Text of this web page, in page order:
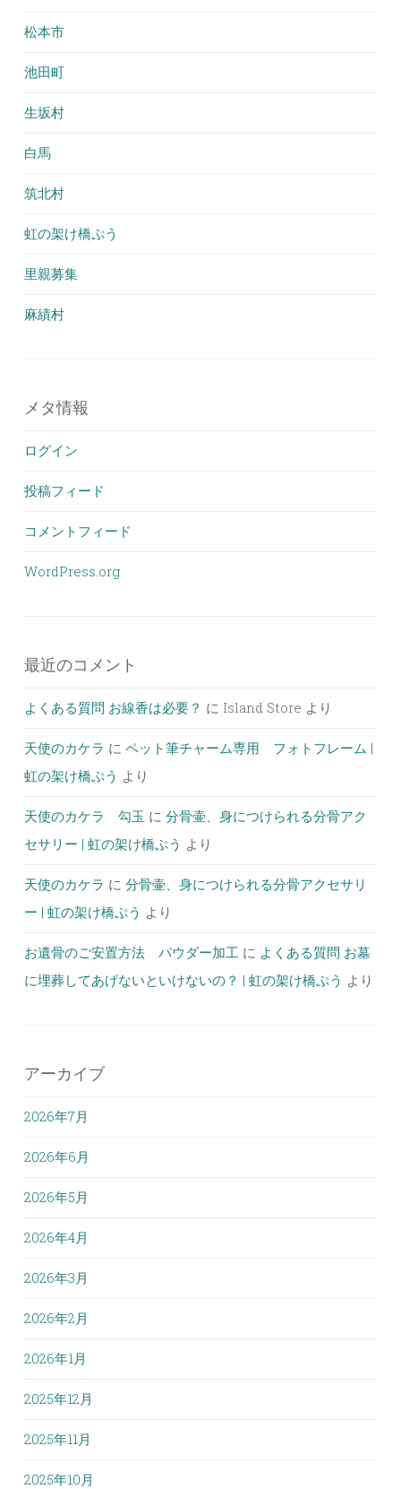
松本市
池田町
生坂村
白馬
筑北村
虹の架け橋ぷう
里親募集
麻績村
メタ情報
ログイン
投稿フィード
コメントフィード
WordPress.org
最近のコメント
よくある質問 お線香は必要？ に Island Store より
天使のカケラ に ペット筆チャーム専用 フォトフレーム |
虹の架け橋ぷう より
天使のカケラ 勾玉 に 分骨壷、身につけられる分骨アク
セサリー | 虹の架け橋ぷう より
天使のカケラ に 分骨壷、身につけられる分骨アクセサリ
ー | 虹の架け橋ぷう より
お遺骨のご安置方法 パウダー加工 に よくある質問 お墓
に埋葬してあげないといけないの？ | 虹の架け橋ぷう より
アーカイブ
2026年7月
2026年6月
2026年5月
2026年4月
2026年3月
2026年2月
2026年1月
2025年12月
2025年11月
2025年10月